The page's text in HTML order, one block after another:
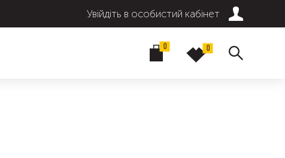
Увійдіть в особистий кабінет
0 0